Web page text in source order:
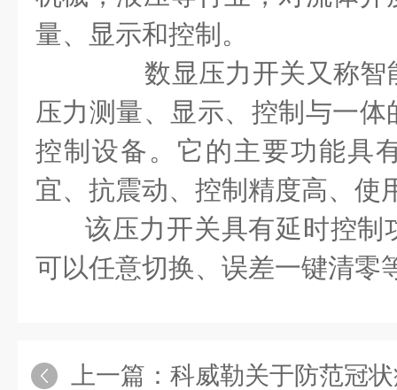
量、显示和控制。
数显压力开关又称
压力测量、显示、控制与一
控制设备。 它的主要功能具
宜、抗震动、控制精度高、使
该压力开关具有延时控制
可以任意切换、误差一键清零
上一篇： 科威勒关于防范冠